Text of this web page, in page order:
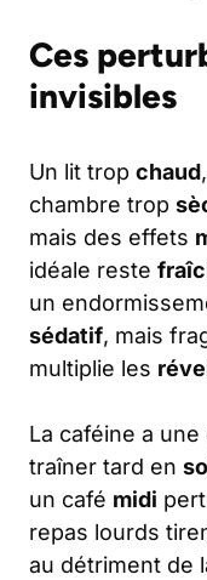
Ces
invisibles
Un lit trop chaud
chambre trop
mais des effets
idéale reste
un
sédatif, mais
multiplie les
La caféine a
traîner tard en
un café midi
repas lourds
au détriment de